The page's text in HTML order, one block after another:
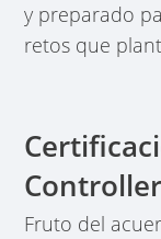
y preparado
retos que
Fruto del